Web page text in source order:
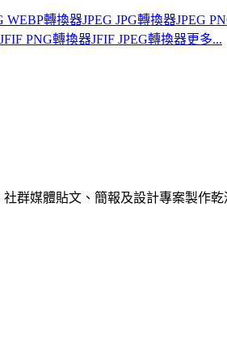
WEBP轉換器JPEG JPG轉換器JPEG
JFIF PNG轉換器JFIF JPEG轉換器更多...
群媒體貼文、簡報及設計專案製作